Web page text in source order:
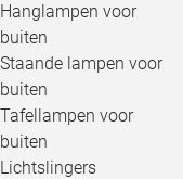
Hanglampen voor
buiten
Staande lampen voor
buiten
Tafellampen voor
buiten
Lichtslingers